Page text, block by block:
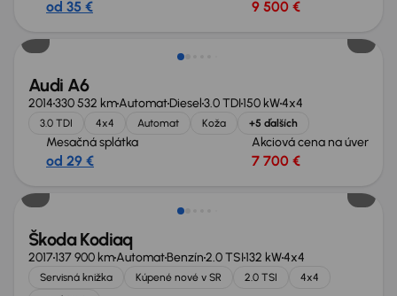
od 35 € 9 500 €
Zlacnené o 600 €
Audi A6
2014330 532 kmAutomatDiesel3.0 TDI150 kW4x4
3.0 TDI 4x4 Automat Koža +5 ďalších
Mesačná splátka
od 29 €
Akciová cena na úver
7 700 €
Škoda Kodiaq
2017137 900 kmAutomatBenzín2.0 TSI132 kW4x4
Servisná knižka Kúpené nové v SR 2.0 TSI
4x4